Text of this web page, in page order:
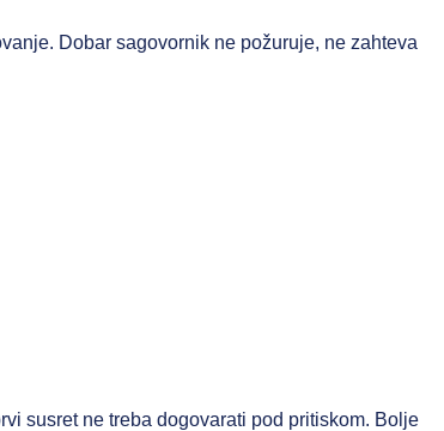
Dobar sagovornik ne požuruje, ne zahteva
susret ne treba dogovarati pod pritiskom. Bolje